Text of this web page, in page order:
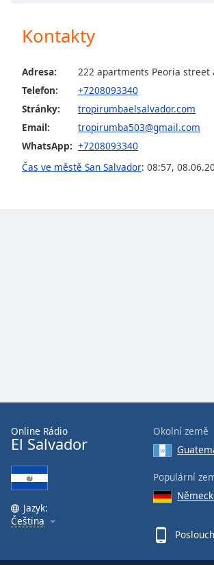
descriptions
Subtitles
subtitles
settings
opens
subtitles
settings
Beginning
dialog
window.
Escape
will
Kontakty
Adresa:
222 apartments Peoria street
Telefon:
+7208093340
Stránky:
tropirumbaelsalvador.com
Email:
tropirumba503@gmail.com
WhatsApp: +7208093340
Čas ve městě San Salvador: 08:57,
Online Rádio
El Salvador
Jazyk:
Čeština
Okolní země
Populární